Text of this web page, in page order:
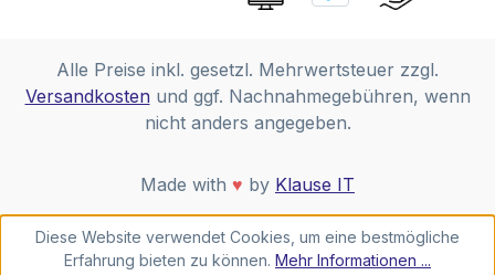
Alle Preise inkl. gesetzl. Mehrwertsteuer zzgl.
Versandkostenund ggf. Nachnahmegebühren, wenn
nicht anders angegeben.
Made with ♥ by Klause IT
Diese Website verwendet Cookies, um eine bestmögliche
Erfahrung bieten zu können. Mehr Informationen ...